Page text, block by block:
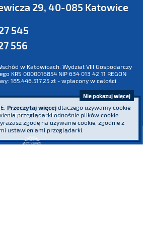
29, 40-085 Katowice
545
556
w Katowicach. Wydział VIII Gospodarczy
KRS 0000016854 NIP 634 013 42 11 REGON
185.446.517,25 zł - wpłacony w całości
Przeczytaj więcej dlaczego używamy cookie
przeglądarki odnośnie plików cookie.
zgodę na używanie cookie, zgodnie z
ustawieniami przeglądarki.
Nie pokazuj więcej